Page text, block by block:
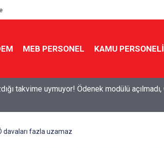
MEB PERSONEL KAMU PERSONELİ
öğretmenlik: Kimler başvurabilir, nasıl yapılır?
davaları fazla uzamaz